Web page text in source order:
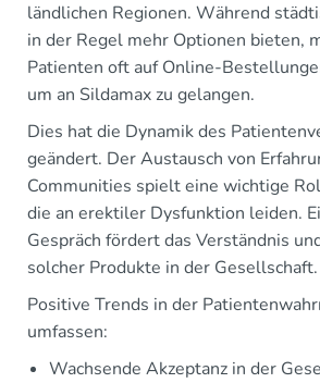
ländlichen Regionen. Während
in der Regel mehr Optionen bieten,
Patienten oft auf Online-
um an Sildamax zu gelangen.
Dies hat die Dynamik des
geändert. Der Austausch von
Communities spielt eine wichtige
die an erektiler Dysfunktion leiden.
Gespräch fördert das Verständnis
solcher Produkte in der Gesellschaft.
Positive Trends in der
umfassen:
Wachsende Akzeptanz in der